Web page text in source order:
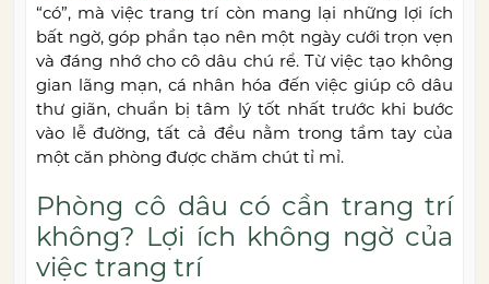
“có”, mà việc trang trí còn mang lại những lợi ích
bất ngờ, góp phần tạo nên một ngày cưới trọn vẹn
và đáng nhớ cho cô dâu chú rể. Từ việc tạo không
gian lãng mạn, cá nhân hóa đến việc giúp cô dâu
thư giãn, chuẩn bị tâm lý tốt nhất trước khi bước
vào lễ đường, tất cả đều nằm trong tầm tay của
một căn phòng được chăm chút tỉ mỉ.
Phòng cô dâu có cần trang trí
không? Lợi ích không ngờ của
việc trang trí